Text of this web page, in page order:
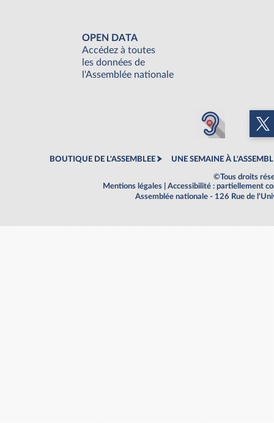
OPEN DATA
Accédez à toutes
les données de
l'Assemblée nationale
BOUTIQUE DE L'ASSEMBLEE UNE SEMAINE À
©Tous droits
Mentions légales
Accessibilité : partiellement
Assemblée nationale - 126 Rue de